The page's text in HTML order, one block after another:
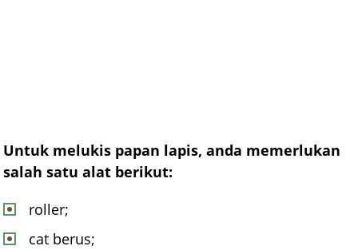
Untuk melukis papan lapis, anda memerlukan
salah satu alat berikut:
roller;
cat berus;